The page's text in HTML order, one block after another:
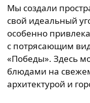
Мы создали
свой идеальный
особенно
с потрясающим
«Победы». Здесь
блюдами на
архитектурой и